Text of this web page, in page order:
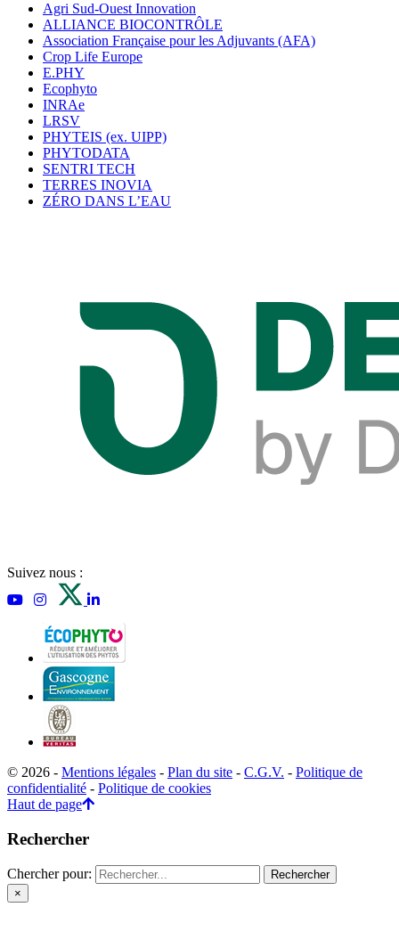
Agri Sud-Ouest Innovation
ALLIANCE BIOCONTRÔLE
Association Française pour les Adjuvants (AFA)
Crop Life Europe
E.PHY
Ecophyto
INRAe
LRSV
PHYTEIS (ex. UIPP)
PHYTODATA
SENTRI TECH
TERRES INOVIA
ZÉRO DANS L’EAU
Suivez nous :
© 2026 - Mentions légales - Plan du site - C.G.V. - Politique de
confidentialité - Politique de cookies
Haut de page
Rechercher
Chercher pour:
×